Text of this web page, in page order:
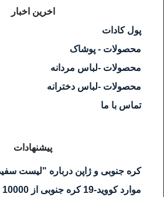
اخرین اخبار
پول کادات
محصولات - پوشاک
محصولات -لباس مردانه
محصولات -لباس دخترانه
تماس با ما
پیشنهادات
کره جنوبی و ژاپن درباره "لیست